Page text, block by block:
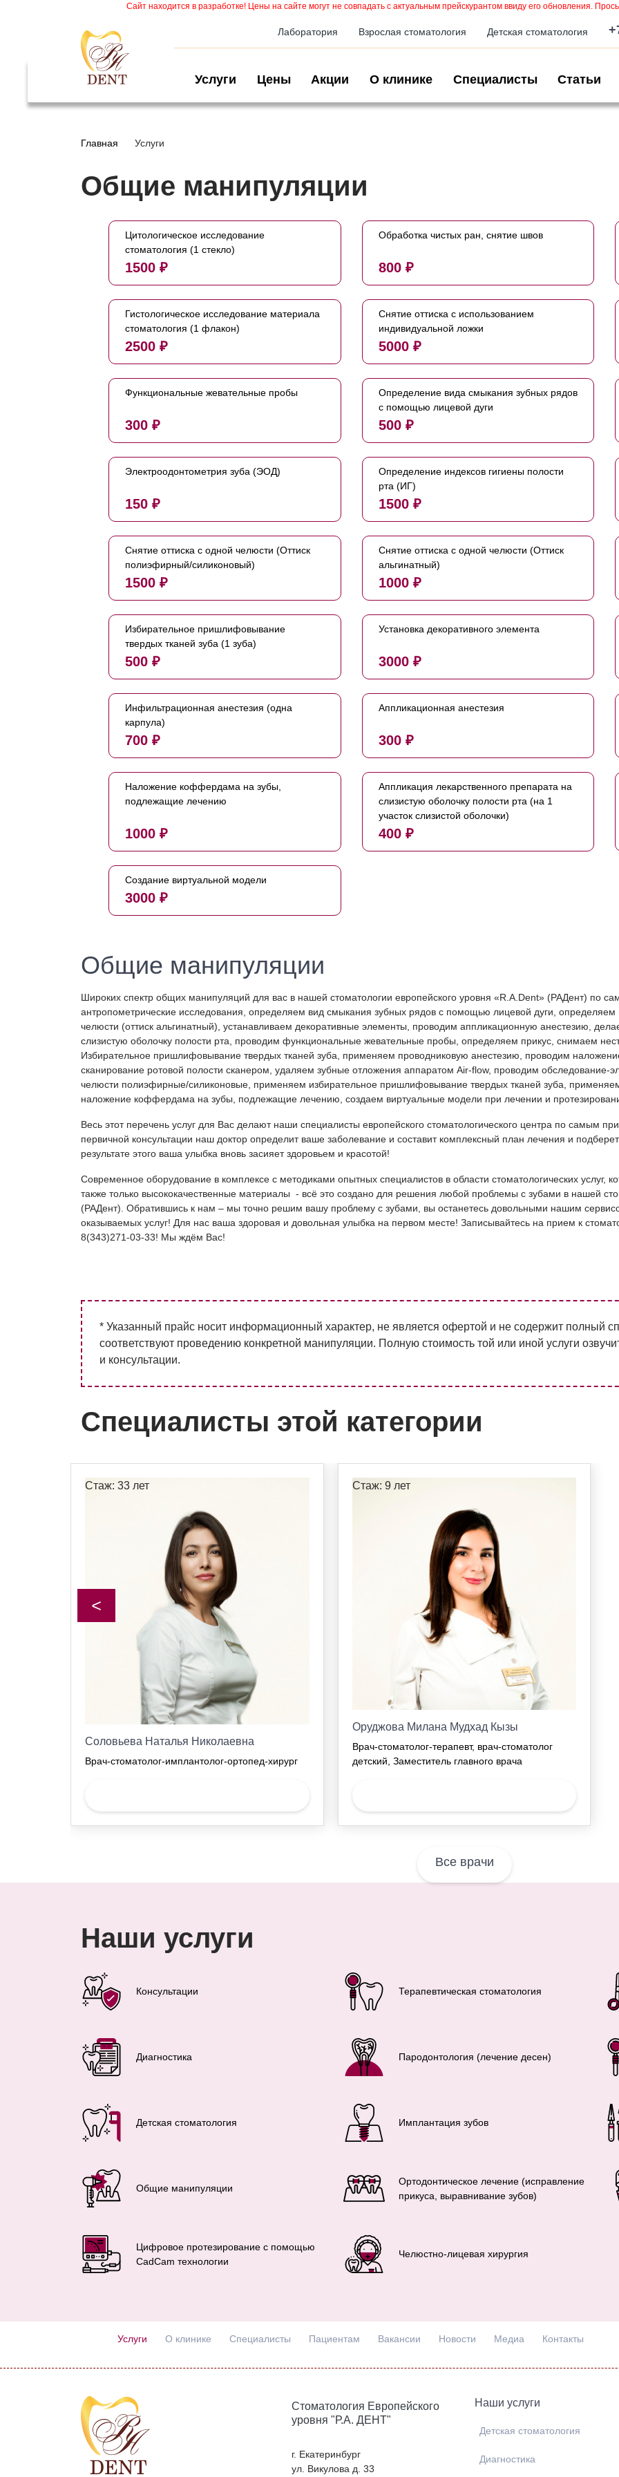
Сайт находится в разработке! Цены на сайте могут не совпадать с актуальным прейскурантом ввиду его обновления.
Лаборатория Взрослая стоматология Детская стоматология
Услуги Цены Акции О клинике Специалисты Статьи
Главная Услуги
Общие манипуляции
Цитологическое исследование
стоматология (1 стекло)
1500 ₽
Обработка чистых ран, снятие швов
800 ₽
Гистологическое исследование материала
стоматология (1 флакон)
2500 ₽
Снятие оттиска с использованием
индивидуальной ложки
5000 ₽
Функциональные жевательные пробы
300 ₽
Определение вида смыкания зубных рядов
с помощью лицевой дуги
500 ₽
Электроодонтометрия зуба (ЭОД)
150 ₽
Определение индексов гигиены полости
рта (ИГ)
1500 ₽
Снятие оттиска с одной челюсти (Оттиск
полиэфирный/силиконовый)
1500 ₽
Снятие оттиска с одной челюсти (Оттиск
альгинатный)
1000 ₽
Избирательное пришлифовывание
твердых тканей зуба (1 зуба)
500 ₽
Установка декоративного элемента
3000 ₽
Инфильтрационная анестезия (одна
карпула)
700 ₽
Аппликационная анестезия
300 ₽
Наложение коффердама на зубы,
подлежащие лечению
1000 ₽
Аппликация лекарственного препарата на
слизистую оболочку полости рта (на 1
участок слизистой оболочки)
400 ₽
Создание виртуальной модели
3000 ₽
Общие манипуляции
Широких спектр общих манипуляций для вас в нашей стоматологии европейского уровня «R.A.Dent» (РАДент)
антропометрические исследования, определяем вид смыкания зубных рядов с помощью лицевой дуги, определяем
челюсти (оттиск альгинатный), устанавливаем декоративные элементы, проводим аппликационную анестезию,
слизистую оболочку полости рта, проводим функциональные жевательные пробы, определяем прикус, снимаем
Избирательное пришлифовывание твердых тканей зуба, применяем проводниковую анестезию, проводим
сканирование ротовой полости сканером, удаляем зубные отложения аппаратом Air-flow, проводим обследование-
челюсти полиэфирные/силиконовые, применяем избирательное пришлифовывание твердых тканей зуба,
наложение коффердама на зубы, подлежащие лечению, создаем виртуальные модели при лечении и
Весь этот перечень услуг для Вас делают наши специалисты европейского стоматологического центра по самым
первичной консультации наш доктор определит ваше заболевание и составит комплексный план лечения и
результате этого ваша улыбка вновь засияет здоровьем и красотой!
Современное оборудование в комплексе с методиками опытных специалистов в области стоматологических услуг,
также только высококачественные материалы - всё это создано для решения любой проблемы с зубами в нашей
(РАДент). Обратившись к нам – мы точно решим вашу проблему с зубами, вы останетесь довольными нашим
оказываемых услуг! Для нас ваша здоровая и довольная улыбка на первом месте! Записывайтесь на прием к
8(343)271-03-33! Мы ждём Вас!
* Указанный прайс носит информационный характер, не является офертой и не содержит полный
соответствуют проведению конкретной манипуляции. Полную стоимость той или иной услуги
и консультации.
Специалисты этой категории
<
Стаж: 33 лет
Соловьева Наталья Николаевна
Врач-стоматолог-имплантолог-ортопед-хирург
Стаж: 9 лет
Оруджова Милана Мудхад Кызы
Врач-стоматолог-терапевт, врач-стоматолог
детский, Заместитель главного врача
Все врачи
Наши услуги
Консультации Терапевтическая стоматология
Диагностика Пародонтология (лечение десен)
Детская стоматология Имплантация зубов
Общие манипуляции
Ортодонтическое лечение (исправление
прикуса, выравнивание зубов)
Цифровое протезирование с помощью
CadCam технологии
Челюстно-лицевая хирургия
Услуги О клинике Специалисты Пациентам Вакансии Новости Медиа Контакты
Стоматология Европейского
уровня "Р.А. ДЕНТ"
г. Екатеринбург
ул. Викулова д. 33
Наши услуги
Детская стоматология
Диагностика